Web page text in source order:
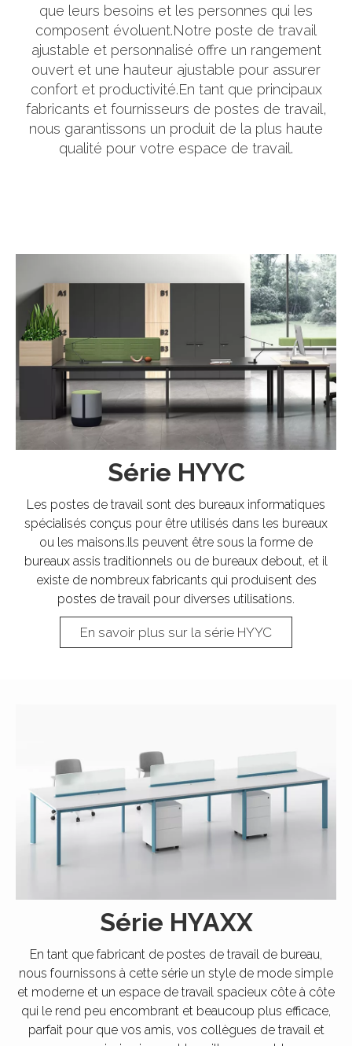
que leurs besoins et les personnes qui les
composent évoluent.Notre poste de travail
ajustable et personnalisé offre un rangement
ouvert et une hauteur ajustable pour assurer
confort et productivité.En tant que principaux
fabricants et fournisseurs de postes de travail,
nous garantissons un produit de la plus haute
qualité pour votre espace de travail.
Série HYYC
Les postes de travail sont des bureaux informatiques
spécialisés conçus pour être utilisés dans les bureaux
ou les maisons.Ils peuvent être sous la forme de
bureaux assis traditionnels ou de bureaux debout, et il
existe de nombreux fabricants qui produisent des
postes de travail pour diverses utilisations.​​​​​​​
En savoir plus sur la série HYYC
Série HYAXX
En tant que fabricant de postes de travail de bureau,
nous fournissons à cette série un style de mode simple
et moderne et un espace de travail spacieux côte à côte
qui le rend peu encombrant et beaucoup plus efficace,
parfait pour que vos amis, vos collègues de travail et